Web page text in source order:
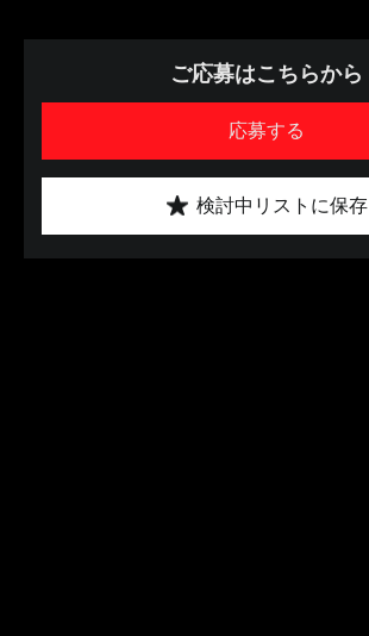
ご応募はこちらから
応募する
検討中リストに保存